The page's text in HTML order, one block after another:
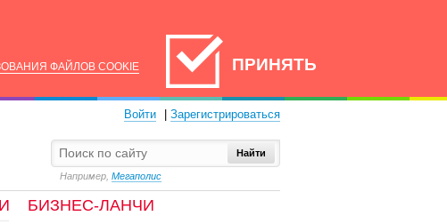
ФАЙЛОВ COOKIE ПРИНЯТЬ
Войти Зарегистрироваться
Найти
Например, Мегаполис
БИЗНЕС-ЛАНЧИ